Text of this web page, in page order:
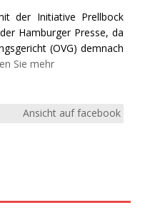
der Initiative Prellbock
Hamburger Presse, da
(OVG) demnach
Sie mehr
Ansicht auf facebook